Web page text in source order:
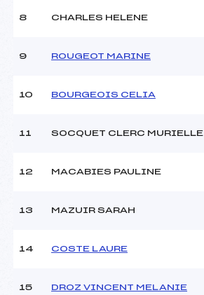
8 CHARLES HELENE
9 ROUGEOT MARINE
10 BOURGEOIS CELIA
11 SOCQUET CLERC MURIELLE
12 MACABIES PAULINE
13 MAZUIR SARAH
14 COSTE LAURE
15 DROZ VINCENT MELANIE